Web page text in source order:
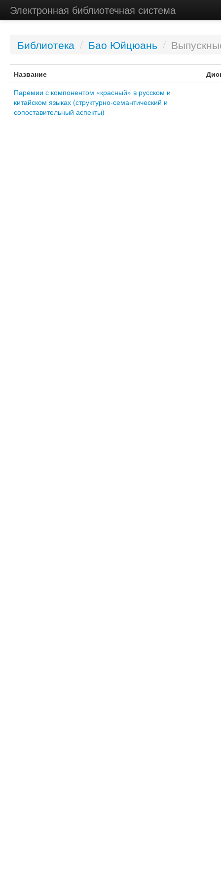
Электронная библиотечная система
Библиотека / Бао Юйцюань /
Название
Паремии с компонентом «красный» в русском и
китайском языках (структурно-семантический и
сопоставительный аспекты)